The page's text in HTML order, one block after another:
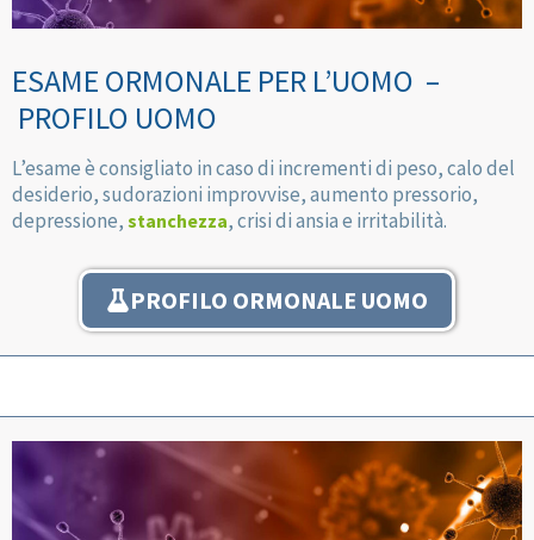
ESAME ORMONALE PER L’UOMO –
PROFILO UOMO
L’esame è consigliato in caso di incrementi di peso, calo del
desiderio, sudorazioni improvvise, aumento pressorio,
depressione, stanchezza, crisi di ansia e irritabilità.
PROFILO ORMONALE UOMO